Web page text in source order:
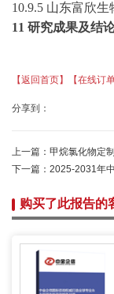
10.9.5 山东富欣
11 研究成果及结
【返回首页】 【在线订
分享到：
上一篇： 甲烷氯化物定制
下一篇： 2025-2031年中国
购买了此报告的